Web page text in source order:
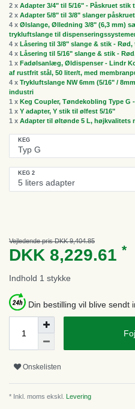
2 x Adapter 3/4" til 5/16" - Påskruet
2 x Adapter 5/8" til 3/8" slanger
4 x Ølslange, Ølledning 3/8" (6,3 mm)
trykluftslange til
4 x Låsering til 3/8" slange & stik -
4 x Låsering til 5/16" slange & stik -
1 x Fadølsanlæg, Øldispenser - Lindr
af rustfrit stål, 50 liter/t, med
4 x Trykluftslange NW 6mm (5/16" /
industri
1 x Keg Coupler, Tøndekobling Type G
1 x Y adapter, Y stik til ølfest 5/16"
1 x Adapter til øltønde 5 L, højkvalitets
KEG
KEG 2
Vejledende pris DKK 9,404.85
DKK 8,229.61 *
Indhold 1 stykke
Din bestilling vil blive sendt
Onskelisten
* Inkl. moms ekskl. Levering